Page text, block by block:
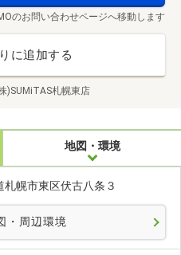
のお問い合わせページへ移動します
に追加する
)SUMiTAS札幌東店
地図・環境
札幌市東区伏古八条３
・周辺環境